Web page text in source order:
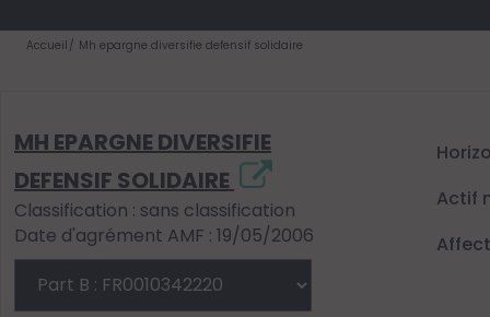
Accueil Mh epargne diversifie defensif solidaire
MH EPARGNE DIVERSIFIE
DEFENSIF SOLIDAIRE
Classification : sans classification
Date d'agrément AMF : 19/05/2006
Actif